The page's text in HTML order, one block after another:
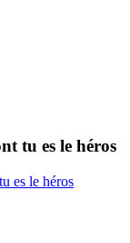
tu es le héros
es le héros